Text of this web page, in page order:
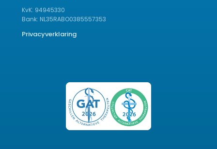
KvK: 94945330
Bank: NL35RABO0385557353
Privacyverklaring